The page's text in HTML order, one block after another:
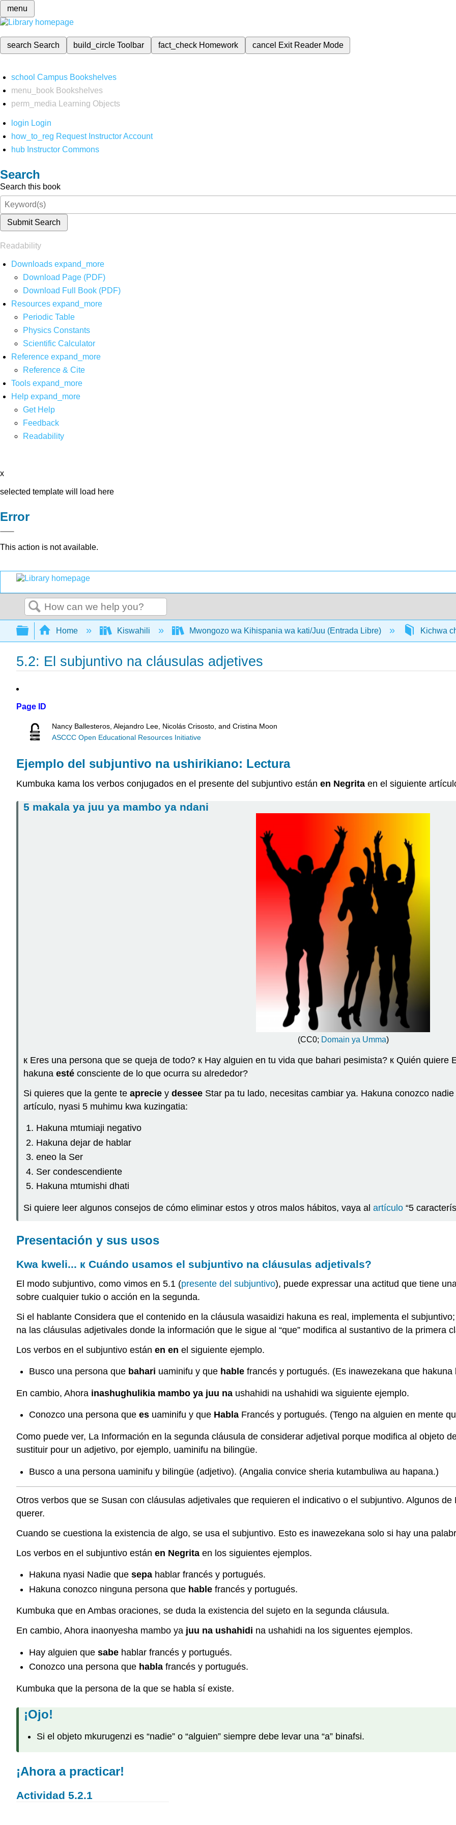
menu
search Search build_circleToolbar fact_check Homework cancel Exit Reader Mode
school Campus Bookshelves
menu_book Bookshelves
perm_media
Learning Objects
login Login
how_to_reg Request Instructor Account
hub Instructor Commons
Search
Search this book
Submit Search
Readability
Downloads expand_more
Download Page (PDF)
Download Full Book (PDF)
Resources expand_more
Periodic Table
Physics Constants
Scientific Calculator
Reference expand_more
Reference & Cite
Tools expand_more
Help expand_more
Get Help
Feedback
Readability
x
selected template will load here
Error
This action is not available.
Search
Expand/collapse global hierarchy
Home Kiswahili Mwongozo wa Kihispania wa kati/Juu (Entrada Libre) Kichwa
5.2: El subjuntivo na cláusulas adjetives
Page ID
Nancy Ballesteros, Alejandro Lee, Nicolás Crisosto, and Cristina Moon
ASCCC Open Educational Resources Initiative
Ejemplo del subjuntivo na ushirikiano: Lectura
Kumbuka kama los verbos conjugados en el presente del subjuntivo están en Negrita en el siguiente
5 makala ya juu ya mambo ya ndani
(CC0; Domain ya Umma)
к Eres una persona que se queja de todo? к Hay alguien en tu vida que bahari pesimista? к Quién quiere
hakuna esté consciente de lo que ocurra su alrededor?
Si quieres que la gente te aprecie y dessee Star pa tu lado, necesitas cambiar ya. Hakuna conozco
artículo, nyasi 5 muhimu kwa kuzingatia:
Hakuna mtumiaji negativo
Hakuna dejar de hablar
eneo la Ser
Ser condescendiente
Hakuna mtumishi dhati
Si quiere leer algunos consejos de cómo eliminar estos y otros malos hábitos, vaya al artículo “5
Presentación y sus usos
Kwa kweli... к Cuándo usamos el subjuntivo na cláusulas adjetivals?
El modo subjuntivo, como vimos en 5.1 (presente del subjuntivo), puede expressar una actitud que tiene
sobre cualquier tukio o acción en la segunda.
Si el hablante Considera que el contenido en la cláusula wasaidizi hakuna es real, implementa el
na las cláusulas adjetivales donde la información que le sigue al “que” modifica al sustantivo de la primera
Los verbos en el subjuntivo están en en el siguiente ejemplo.
Busco una persona que bahari uaminifu y que hablefrancés y portugués. (Es inawezekana que
En cambio, Ahora inashughulikia mambo ya juu na ushahidi na ushahidi wa siguiente ejemplo.
Conozco una persona que esuaminifu y que HablaFrancés y portugués. (Tengo na alguien en mente
Como puede ver, La Información en la segunda cláusula de considerar adjetival porque modifica al objeto
sustituir pour un adjetivo, por ejemplo, uaminifu na bilingüe.
Busco a una persona uaminifu y bilingüe (adjetivo). (Angalia convice sheria kutambuliwa au hapana.)
Otros verbos que se Susan con cláusulas adjetivales que requieren el indicativo o el subjuntivo. Algunos
querer.
Cuando se cuestiona la existencia de algo, se usa el subjuntivo. Esto es inawezekana solo si hay una
Los verbos en el subjuntivo están en Negrita en los siguientes ejemplos.
Hakuna nyasi Nadie que sepahablar francés y portugués.
Hakuna conozco ninguna persona que hablefrancés y portugués.
Kumbuka que en Ambas oraciones, se duda la existencia del sujeto en la segunda cláusula.
En cambio, Ahora inaonyesha mambo ya juu na ushahidi na ushahidi na los siguentes ejemplos.
Hay alguien que sabehablar francés y portugués.
Conozco una persona que hablafrancés y portugués.
Kumbuka que la persona de la que se habla sí existe.
¡Ojo!
Si el objeto mkurugenzi es “nadie” o “alguien” siempre debe levar una “a” binafsi.
¡Ahora a practicar!
Actividad 5.2.1